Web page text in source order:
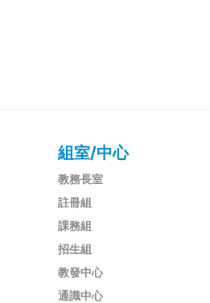
組室/中心
教務長室
註冊組
課務組
招生組
教發中心
通識中心